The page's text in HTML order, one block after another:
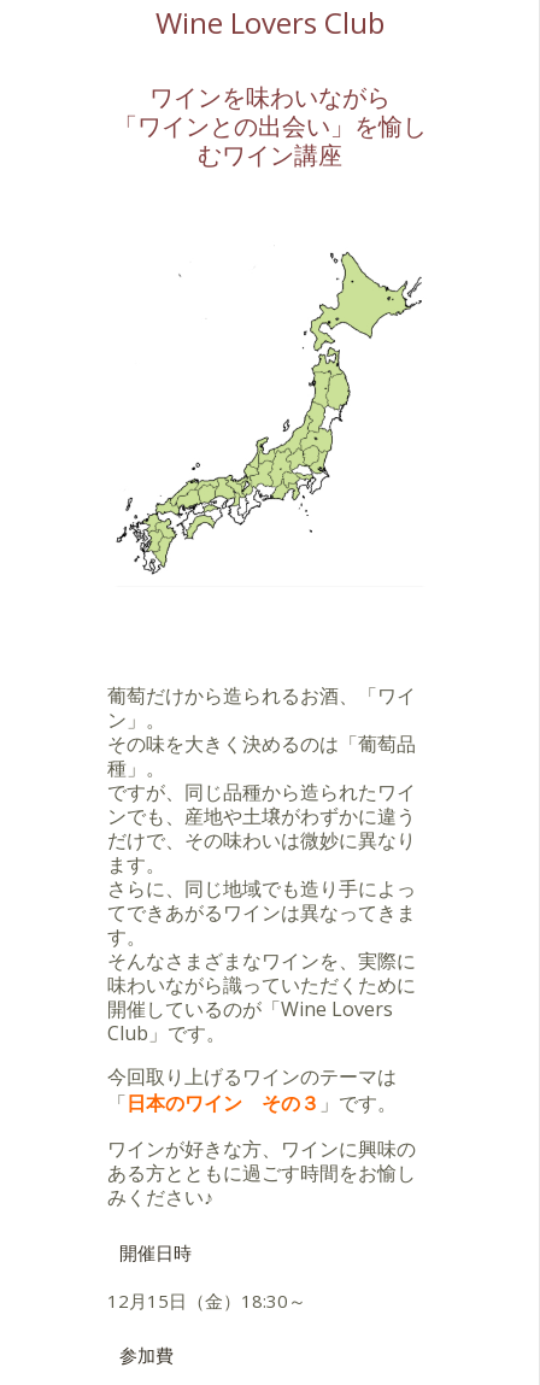
Wine Lovers Club
ワインを味わいながら
「ワインとの出会い」を愉し
むワイン講座
葡萄だけから造られるお酒、「ワイ
ン」。
その味を大きく決めるのは「葡萄品
種」。
ですが、同じ品種から造られたワイ
ンでも、産地や土壌がわずかに違う
だけで、その味わいは微妙に異なり
ます。
さらに、同じ地域でも造り手によっ
てできあがるワインは異なってきま
す。
そんなさまざまなワインを、実際に
味わいながら識っていただくために
開催しているのが「Wine Lovers
Club」です。
今回取り上げるワインのテーマは
「日本のワイン その３ 」です。
ワインが好きな方、ワインに興味の
ある方とともに過ごす時間をお愉し
みください♪
開催日時
12月15日（金）18:30～
参加費